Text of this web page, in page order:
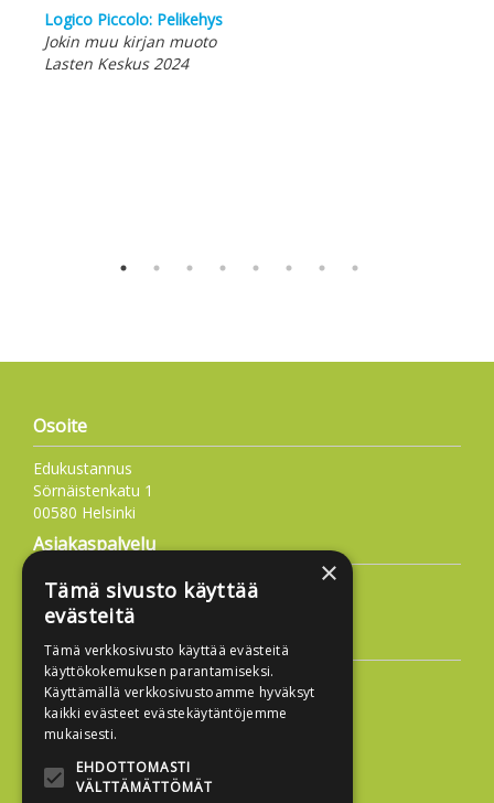
Logico Piccolo: Pelikehys
Jokin muu kirjan muoto
Lasten Keskus 2024
Osoite
Edukustannus
Sörnäistenkatu 1
00580 Helsinki
Asiakaspalvelu
09 6877 4573
info@edukustannus.fi
Lisätietoa
Toimitusehdot
Käyttöohjeet
Tietosuojaseloste
Saavutettavuusseloste
×
Tämä sivusto käyttää
evästeitä
Tämä verkkosivusto käyttää evästeitä
käyttökokemuksen parantamiseksi.
Käyttämällä verkkosivustoamme hyväksyt
kaikki evästeet evästekäytäntöjemme
mukaisesti.
EHDOTTOMASTI
VÄLTTÄMÄTTÖMÄT